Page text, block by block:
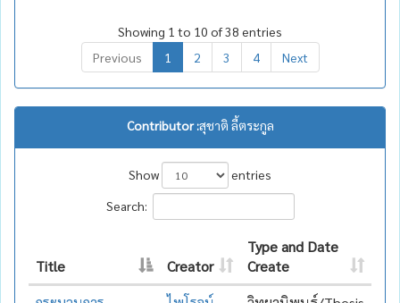
Showing 1 to 10 of 38 entries
Previous
1 2 3 4 Next
Contributor :สุชาติ ลี้ตระกูล
Show
entries
Search:
Title Creator
Type and Date
Create